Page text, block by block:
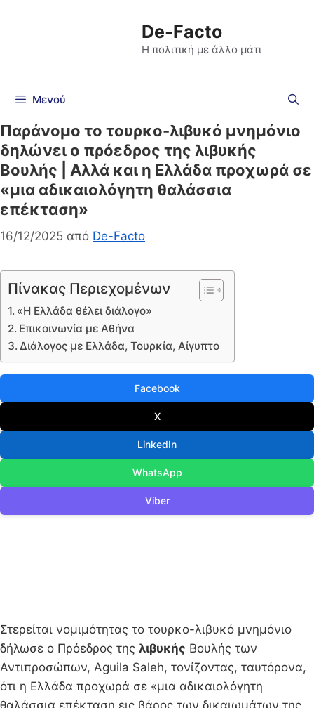
De-Facto
Η πολιτική με άλλο μάτι
Μενού
Παράνομο το τουρκο-λιβυκό μνημόνιο
δηλώνει ο πρόεδρος της λιβυκής
Βουλής | Αλλά και η Ελλάδα προχωρά σε
«μια αδικαιολόγητη θαλάσσια
επέκταση»
16/12/2025 από De-Facto
Πίνακας Περιεχομένων
«Η Ελλάδα θέλει διάλογο»
Επικοινωνία με Αθήνα
Διάλογος με Ελλάδα, Τουρκία, Αίγυπτο
Facebook
X
LinkedIn
WhatsApp
Viber
Στερείται νομιμότητας το τουρκο-λιβυκό μνημόνιο
δήλωσε ο Πρόεδρος της λιβυκής Βουλής των
Αντιπροσώπων, Aguila Saleh, τονίζοντας, ταυτόρονα,
ότι η Ελλάδα προχωρά σε «μια αδικαιολόγητη
θαλάσσια επέκταση εις βάρος των δικαιωμάτων της